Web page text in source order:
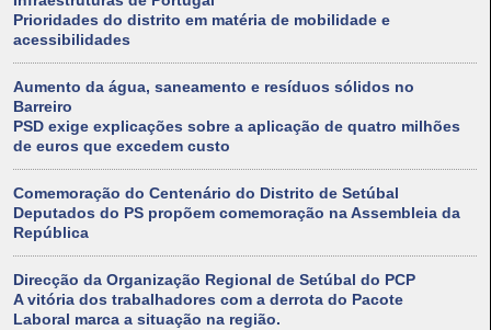
Prioridades do distrito em matéria de mobilidade e
acessibilidades
Aumento da água, saneamento e resíduos sólidos no
Barreiro
PSD exige explicações sobre a aplicação de quatro milhões
de euros que excedem custo
Comemoração do Centenário do Distrito de Setúbal
Deputados do PS propõem comemoração na Assembleia da
República
Direcção da Organização Regional de Setúbal do PCP
A vitória dos trabalhadores com a derrota do Pacote
Laboral marca a situação na região.